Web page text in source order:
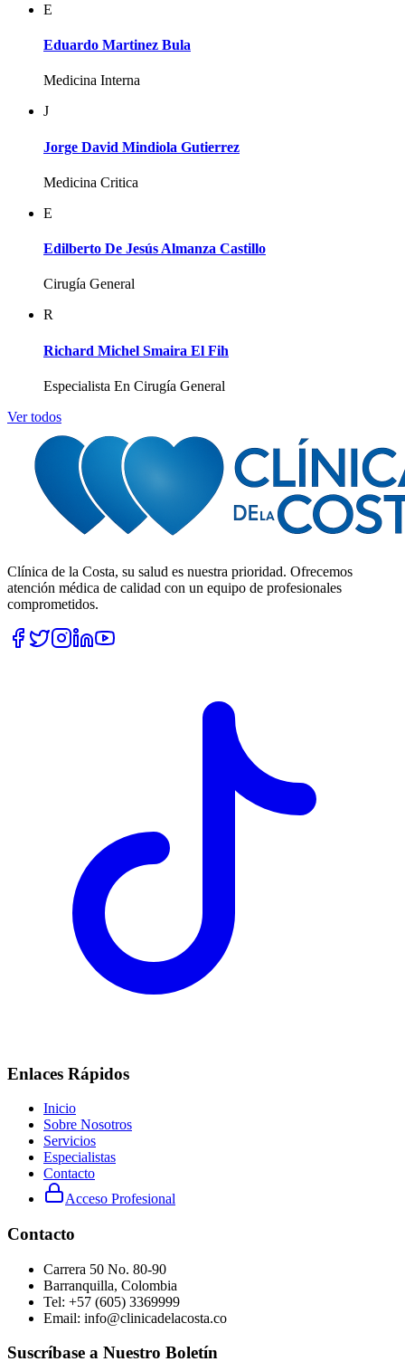
E
Eduardo Martinez Bula
Medicina Interna
J
Jorge David Mindiola Gutierrez
Medicina Critica
E
Edilberto De Jesús Almanza Castillo
Cirugía General
R
Richard Michel Smaira El Fih
Especialista En Cirugía General
Ver todos
Clínica de la Costa, su salud es nuestra prioridad. Ofrecemos
atención médica de calidad con un equipo de profesionales
comprometidos.
Enlaces Rápidos
Inicio
Sobre Nosotros
Servicios
Especialistas
Contacto
Acceso Profesional
Contacto
Carrera 50 No. 80-90
Barranquilla, Colombia
Tel: +57 (605) 3369999
Email: info@clinicadelacosta.co
Suscríbase a Nuestro Boletín